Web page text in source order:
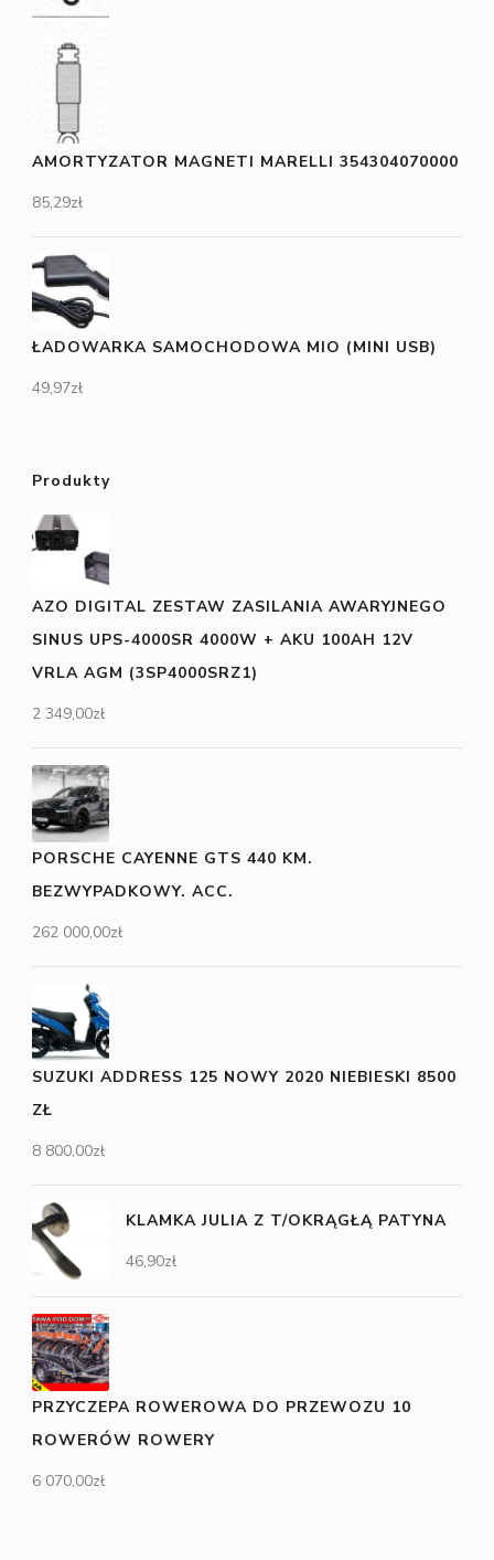
AMORTYZATOR MAGNETI MARELLI 354304070000
85,29zł
ŁADOWARKA SAMOCHODOWA MIO (MINI USB)
49,97zł
Produkty
AZO DIGITAL ZESTAW ZASILANIA AWARYJNEGO
SINUS UPS-4000SR 4000W + AKU 100AH 12V
VRLA AGM (3SP4000SRZ1)
2 349,00zł
PORSCHE CAYENNE GTS 440 KM.
BEZWYPADKOWY. ACC.
262 000,00zł
SUZUKI ADDRESS 125 NOWY 2020 NIEBIESKI 8500
ZŁ
8 800,00zł
KLAMKA JULIA Z T/OKRĄGŁĄ PATYNA
46,90zł
PRZYCZEPA ROWEROWA DO PRZEWOZU 10
ROWERÓW ROWERY
6 070,00zł